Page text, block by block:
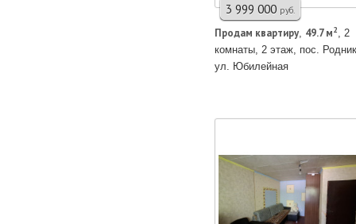
3 999 000 руб.
Продам квартирy, 49.7 м2
, 2
комнаты, 2 этаж, пос.
ул. Юбилейная